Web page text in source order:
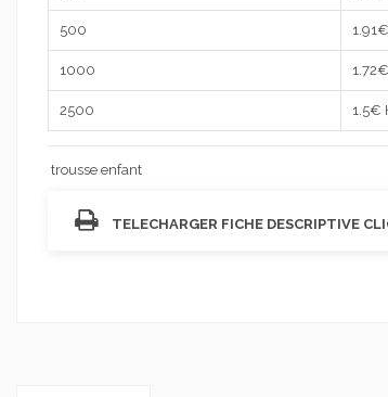
500 1.91€
1000 1.72
2500 1.5€
trousse enfant
TELECHARGER FICHE DESCRIPTIVE